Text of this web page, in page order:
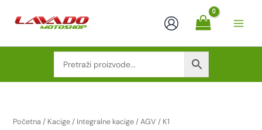
Početna/ Kacige/ Integralne kacige/AGV / K1